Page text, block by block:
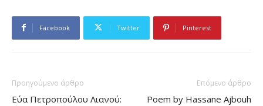
Facebook Twitter Pinterest
Προηγούμενο άρθρο
Εύα Πετροπούλου Λιανού:
Επόμενο άρθρο
Poem by Hassane Ajbouh